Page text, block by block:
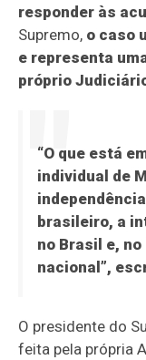
responder às
Supremo, o caso
e representa
próprio
“O que está
individual de
brasileiro, a
no Brasil e,
nacional”,
O presidente do
feita pela própria